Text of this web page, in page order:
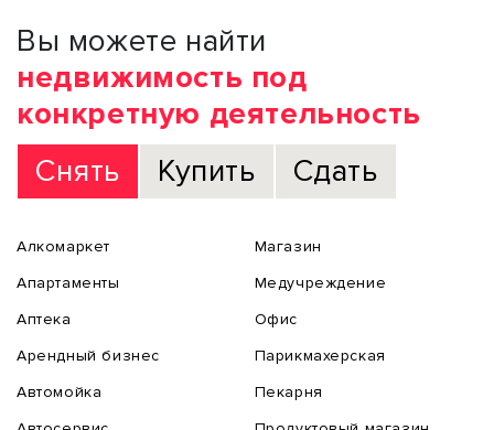
Вы можете найти
недвижимость под
конкретную деятельность
Снять
Купить Сдать
Алкомаркет
Апартаменты
Аптека
Арендный бизнес
Автомойка
Магазин
Медучреждение
Офис
Парикмахерская
Пекарня